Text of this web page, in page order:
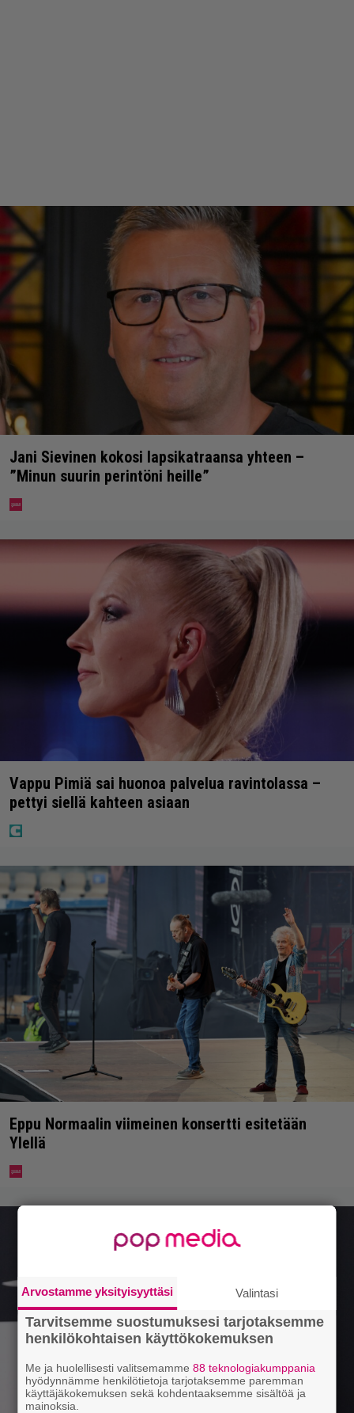
Jani Sievinen kokosi lapsikatraansa yhteen –
”Minun suurin perintöni heille”
Vappu Pimiä sai huonoa palvelua ravintolassa –
pettyi siellä kahteen asiaan
Eppu Normaalin viimeinen konsertti esitetään
Ylellä
Arvostamme yksityisyyttäsi Valintasi
Tarvitsemme suostumuksesi tarjotaksemme
henkilökohtaisen käyttökokemuksen
Me ja huolellisesti valitsemamme88 teknologiakumppania
hyödynnämme henkilötietoja tarjotaksemme paremman
käyttäjäkokemuksen sekä kohdentaaksemme sisältöä ja
mainoksia.